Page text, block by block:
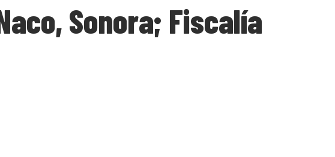
Sonora; Fiscalía